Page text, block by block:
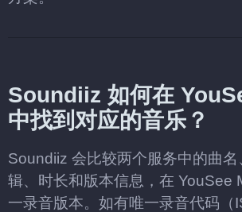
Soundiiz 如何在
中找到对应的音乐？
Soundiiz 会比较两个服务中的曲
辑、时长和版本信息，在 YouSee
一录音版本。如有唯一录音代码（